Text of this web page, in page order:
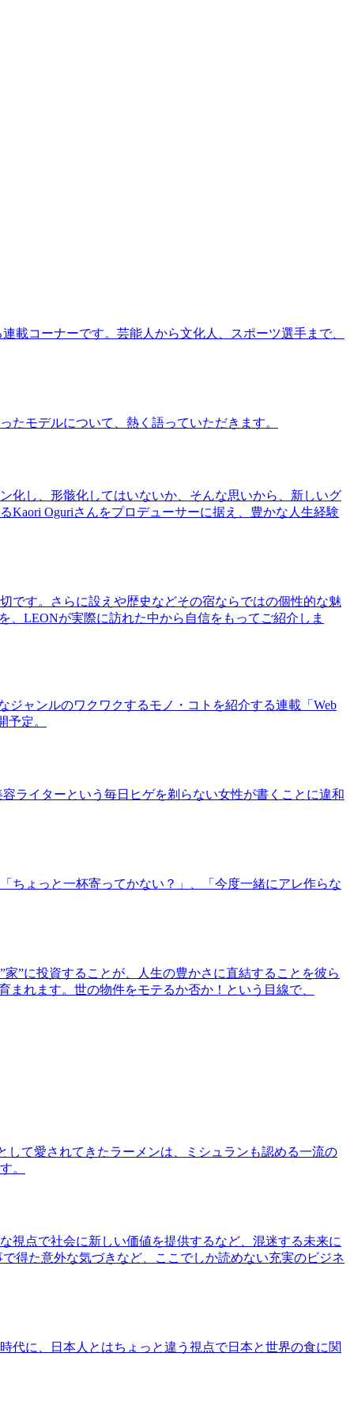
載コーナーです。芸能人から文化人、スポーツ選手まで、
モデルについて、熱く語っていただきます。
化し、形骸化してはいないか、そんな思いから、新しいグ
Kaori Oguriさんをプロデューサーに据え、豊かな人生経験
す。さらに設えや歴史などその宿ならではの個性的な魅
、LEONが実際に訪れた中から自信をもってご紹介しま
ャンルのワクワクするモノ・コトを紹介する連載「Web
定。
ライターという毎日ヒゲを剃らない女性が書くことに違和
ちょっと一杯寄ってかない？」、「今度一緒にアレ作らな
”に投資することが、人生の豊かさに直結することを彼ら
れます。世の物件をモテるか否か！という目線で、
て愛されてきたラーメンは、ミシュランも認める一流の
。
視点で社会に新しい価値を提供するなど、混迷する未来に
得た意外な気づきなど、ここでしか読めない充実のビジネ
代に、日本人とはちょっと違う視点で日本と世界の食に関